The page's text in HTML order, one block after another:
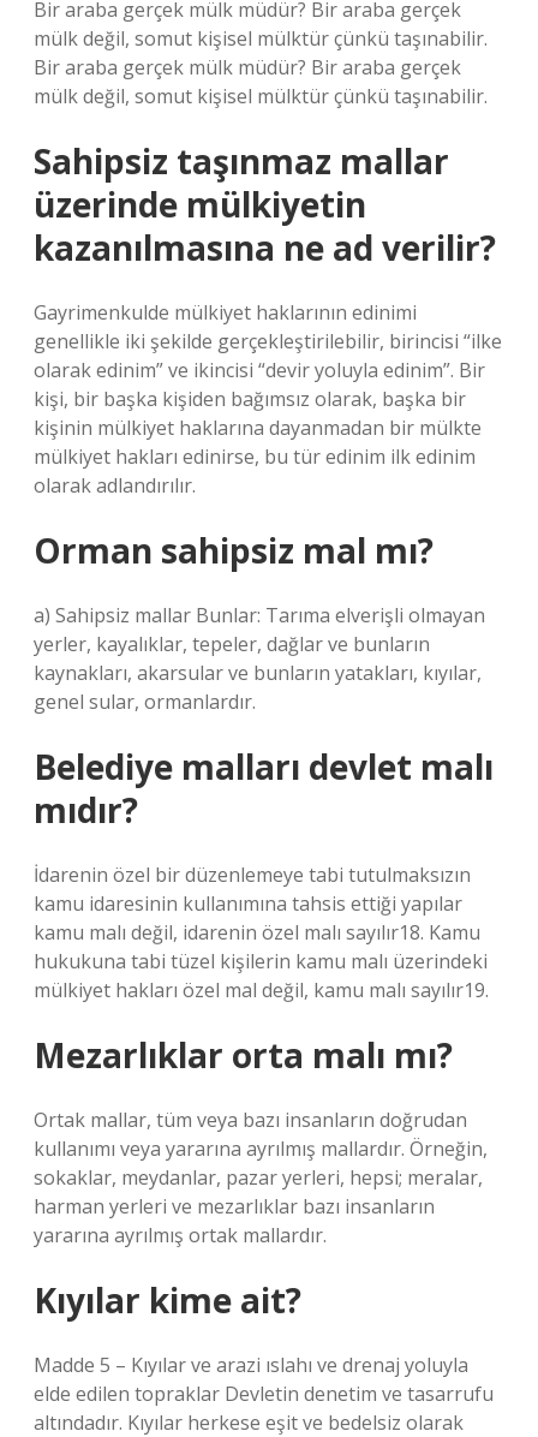
Bir araba gerçek mülk müdür? Bir araba gerçek
mülk değil, somut kişisel mülktür çünkü taşınabilir.
Bir araba gerçek mülk müdür? Bir araba gerçek
mülk değil, somut kişisel mülktür çünkü taşınabilir.
Sahipsiz taşınmaz mallar
üzerinde mülkiyetin
kazanılmasına ne ad verilir?
Gayrimenkulde mülkiyet haklarının edinimi
genellikle iki şekilde gerçekleştirilebilir, birincisi “ilke
olarak edinim” ve ikincisi “devir yoluyla edinim”. Bir
kişi, bir başka kişiden bağımsız olarak, başka bir
kişinin mülkiyet haklarına dayanmadan bir mülkte
mülkiyet hakları edinirse, bu tür edinim ilk edinim
olarak adlandırılır.
Orman sahipsiz mal mı?
a) Sahipsiz mallar Bunlar: Tarıma elverişli olmayan
yerler, kayalıklar, tepeler, dağlar ve bunların
kaynakları, akarsular ve bunların yatakları, kıyılar,
genel sular, ormanlardır.
Belediye malları devlet malı
mıdır?
İdarenin özel bir düzenlemeye tabi tutulmaksızın
kamu idaresinin kullanımına tahsis ettiği yapılar
kamu malı değil, idarenin özel malı sayılır18. Kamu
hukukuna tabi tüzel kişilerin kamu malı üzerindeki
mülkiyet hakları özel mal değil, kamu malı sayılır19.
Mezarlıklar orta malı mı?
Ortak mallar, tüm veya bazı insanların doğrudan
kullanımı veya yararına ayrılmış mallardır. Örneğin,
sokaklar, meydanlar, pazar yerleri, hepsi; meralar,
harman yerleri ve mezarlıklar bazı insanların
yararına ayrılmış ortak mallardır.
Kıyılar kime ait?
Madde 5 – Kıyılar ve arazi ıslahı ve drenaj yoluyla
elde edilen topraklar Devletin denetim ve tasarrufu
altındadır. Kıyılar herkese eşit ve bedelsiz olarak